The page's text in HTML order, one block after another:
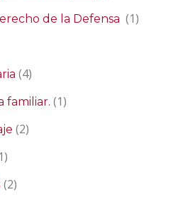
de la Defensa (1)
(4)
familiar. (1)
(2)
(2)